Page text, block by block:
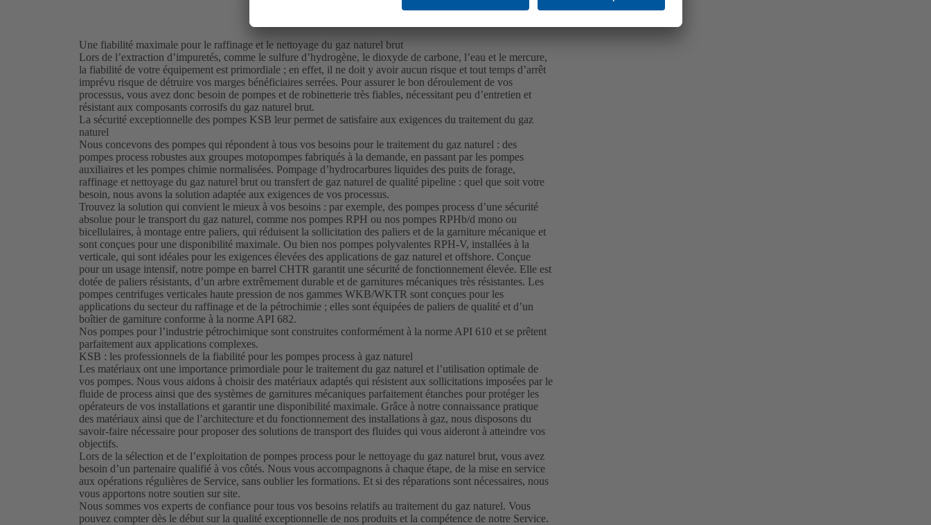
Une fiabilité maximale pour le raffinage et le nettoyage du gaz naturel brut
Lors de l’extraction d’impuretés, comme le sulfure d’hydrogène, le dioxyde de carbone, l’eau et le mercure,
la fiabilité de votre équipement est primordiale ; en effet, il ne doit y avoir aucun risque et tout temps d’arrêt
imprévu risque de détruire vos marges bénéficiaires serrées. Pour assurer le bon déroulement de vos
processus, vous avez donc besoin de pompes et de robinetterie très fiables, nécessitant peu d’entretien et
résistant aux composants corrosifs du gaz naturel brut.
La sécurité exceptionnelle des pompes KSB leur permet de satisfaire aux exigences du traitement du gaz
naturel
Nous concevons des pompes qui répondent à tous vos besoins pour le traitement du gaz naturel : des
pompes process robustes aux groupes motopompes fabriqués à la demande, en passant par les pompes
auxiliaires et les pompes chimie normalisées. Pompage d’hydrocarbures liquides des puits de forage,
raffinage et nettoyage du gaz naturel brut ou transfert de gaz naturel de qualité pipeline : quel que soit votre
besoin, nous avons la solution adaptée aux exigences de vos processus.
Trouvez la solution qui convient le mieux à vos besoins : par exemple, des pompes process d’une sécurité
absolue pour le transport du gaz naturel, comme nos pompes RPH ou nos pompes RPHb/d mono ou
bicellulaires, à montage entre paliers, qui réduisent la sollicitation des paliers et de la garniture mécanique et
sont conçues pour une disponibilité maximale. Ou bien nos pompes polyvalentes RPH-V, installées à la
verticale, qui sont idéales pour les exigences élevées des applications de gaz naturel et offshore. Conçue
pour un usage intensif, notre pompe en barrel CHTR garantit une sécurité de fonctionnement élevée. Elle est
dotée de paliers résistants, d’un arbre extrêmement durable et de garnitures mécaniques très résistantes. Les
pompes centrifuges verticales haute pression de nos gammes WKB/WKTR sont conçues pour les
applications du secteur du raffinage et de la pétrochimie ; elles sont équipées de paliers de qualité et d’un
boîtier de garniture conforme à la norme API 682.
Nos pompes pour l’industrie pétrochimique sont construites conformément à la norme API 610 et se prêtent
parfaitement aux applications complexes.
KSB : les professionnels de la fiabilité pour les pompes process à gaz naturel
Les matériaux ont une importance primordiale pour le traitement du gaz naturel et l’utilisation optimale de
vos pompes. Nous vous aidons à choisir des matériaux adaptés qui résistent aux sollicitations imposées par le
fluide de process ainsi que des systèmes de garnitures mécaniques parfaitement étanches pour protéger les
opérateurs de vos installations et garantir une disponibilité maximale. Grâce à notre connaissance pratique
des matériaux ainsi que de l’architecture et du fonctionnement des installations à gaz, nous disposons du
savoir-faire nécessaire pour proposer des solutions de transport des fluides qui vous aideront à atteindre vos
objectifs.
Lors de la sélection et de l’exploitation de pompes process pour le nettoyage du gaz naturel brut, vous avez
besoin d’un partenaire qualifié à vos côtés. Nous vous accompagnons à chaque étape, de la mise en service
aux opérations régulières de Service, sans oublier les formations. Et si des réparations sont nécessaires, nous
vous apportons notre soutien sur site.
Nous sommes vos experts de confiance pour tous vos besoins relatifs au traitement du gaz naturel. Vous
pouvez compter dès le début sur la qualité exceptionnelle de nos produits et la compétence de notre Service.